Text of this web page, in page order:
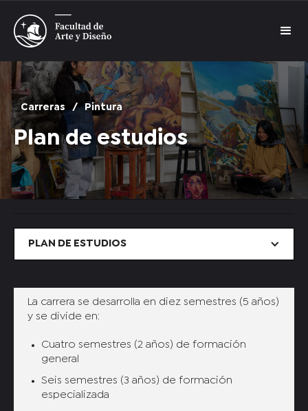
Carreras / Pintura
Plan de estudios
La carrera se desarrolla en diez semestres (5 años)
y se divide en:
Cuatro semestres (2 años) de formación
general
Seis semestres (3 años) de formación
especializada
PLAN DE ESTUDIOS